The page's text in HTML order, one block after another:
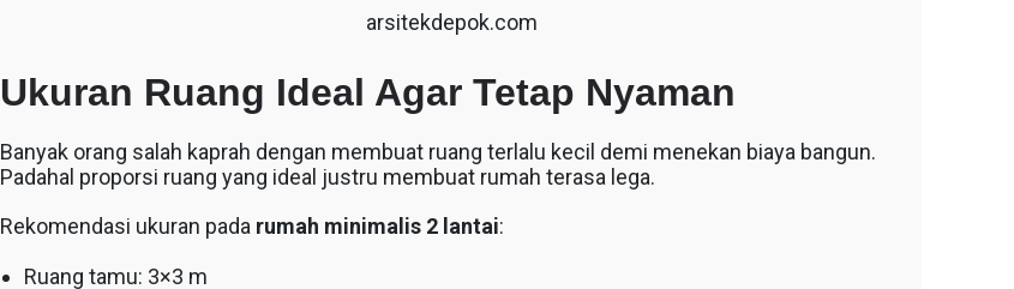
arsitekdepok.com
Ukuran Ruang Ideal Agar Tetap Nyaman
Banyak orang salah kaprah dengan membuat ruang terlalu kecil demi menekan biaya bangun.
Padahal proporsi ruang yang ideal justru membuat rumah terasa lega.
Rekomendasi ukuran pada rumah minimalis 2 lantai:
Ruang tamu: 3×3 m